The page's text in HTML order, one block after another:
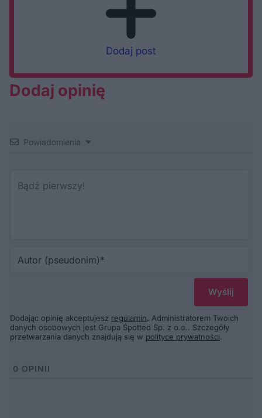
Dodaj post
Dodaj opinię
Powiadomienia
Dodając opinię akceptujesz regulamin. Administratorem Twoich
danych osobowych jest Grupa Spotted Sp. z o.o.. Szczegóły
przetwarzania danych znajdują się w polityce prywatności.
0 OPINII